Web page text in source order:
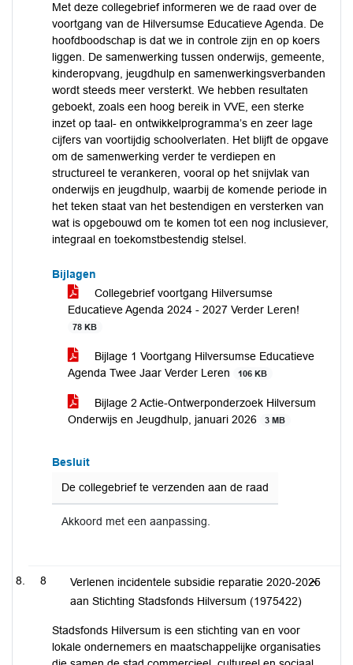
Met deze collegebrief informeren we de raad over de
voortgang van de Hilversumse Educatieve Agenda. De
hoofdboodschap is dat we in controle zijn en op koers
liggen. De samenwerking tussen onderwijs, gemeente,
kinderopvang, jeugdhulp en samenwerkingsverbanden
wordt steeds meer versterkt. We hebben resultaten
geboekt, zoals een hoog bereik in VVE, een sterke
inzet op taal- en ontwikkelprogramma’s en zeer lage
cijfers van voortijdig schoolverlaten. Het blijft de opgave
om de samenwerking verder te verdiepen en
structureel te verankeren, vooral op het snijvlak van
onderwijs en jeugdhulp, waarbij de komende periode in
het teken staat van het bestendigen en versterken van
wat is opgebouwd om te komen tot een nog inclusiever,
integraal en toekomstbestendig stelsel.
Bijlagen
Collegebrief voortgang Hilversumse
Educatieve Agenda 2024 - 2027 Verder Leren!
78 KB
Bijlage 1 Voortgang Hilversumse Educatieve
Agenda Twee Jaar Verder Leren
106 KB
Bijlage 2 Actie-Ontwerponderzoek Hilversum
Onderwijs en Jeugdhulp, januari 2026
3 MB
Besluit
De collegebrief te verzenden aan de raad
Akkoord met een aanpassing.
8
Verlenen incidentele subsidie reparatie 2020-2025
aan Stichting Stadsfonds Hilversum (1975422)
Stadsfonds Hilversum is een stichting van en voor
lokale ondernemers en maatschappelijke organisaties